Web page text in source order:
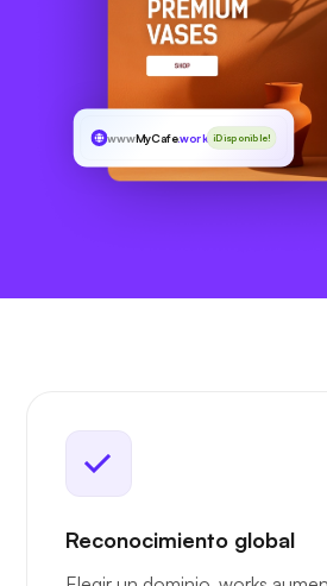
wwwMyCafe.works¡Disponible!
Reconocimiento global